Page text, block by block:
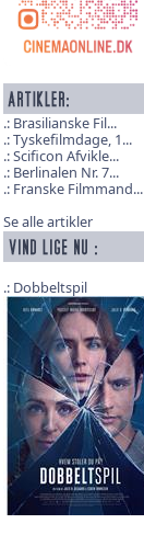
Brasilianske Fil...
Tyskefilmdage, 1...
Scificon Afvikle...
Berlinalen Nr. 7...
Franske Filmmand...
Se alle artikler
Dobbeltspil